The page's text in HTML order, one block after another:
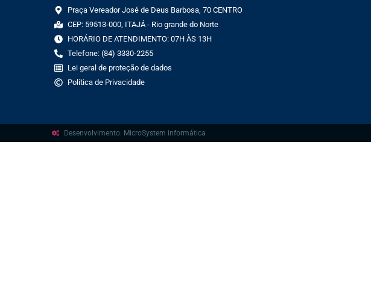
Praça Vereador José de Deus Barbosa, 70 CENTRO
CEP: 59513-000, ITAJÁ - Rio grande do Norte
HORÁRIO DE ATENDIMENTO: 07H ÀS 13H
Telefone: (84) 3330-2255
Lei geral de proteção de dados
Política de Privacidade
Desenvolvimento: MicroSystem informática